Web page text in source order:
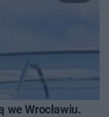
we Wrocławiu.